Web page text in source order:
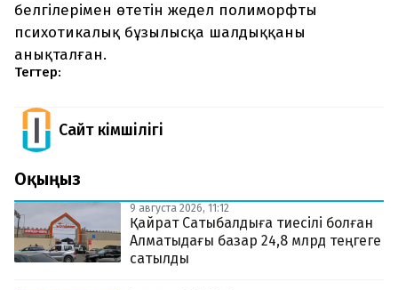
белгілерімен өтетін жедел полиморфты
психотикалық бұзылысқа шалдыққаны
анықталған.
Тегтер:
Сайт Әкімшілігі
Оқыңыз
9 августа 2026, 11:12
Қайрат Сатыбалдыға тиесілі болған
Алматыдағы базар 24,8 млрд теңгеге
сатылды